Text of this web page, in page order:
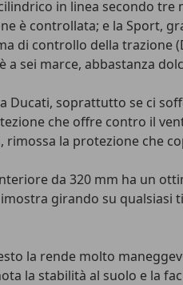
in linea secondo
è controllata; e la Sport,
di controllo della
sei marce, abbastanza
soprattutto se ci
che offre contro il
la protezione che
da 320 mm ha un
girando su
la rende molto
la stabilità al suolo e la